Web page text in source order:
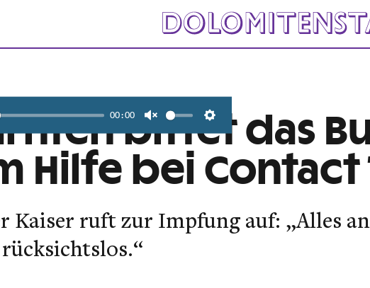
00:00
Unmute Settings
bittet das
Hilfe bei Contact
Kaiser ruft zur Impfung auf: „Alles